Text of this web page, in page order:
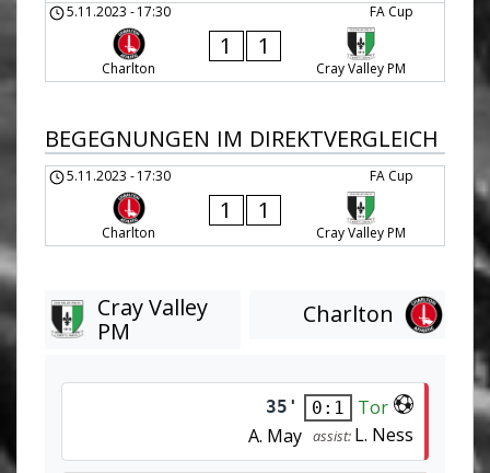
FA Cup
5.11.2023 -17:30
Charlton
1 1
Cray Valley PM
BEGEGNUNGEN IM DIREKTVERGLEICH
FA Cup
5.11.2023 -17:30
Charlton
1 1
Cray Valley PM
Cray Valley
PM
Charlton
35' 0:1
Tor
A. May assist: L. Ness